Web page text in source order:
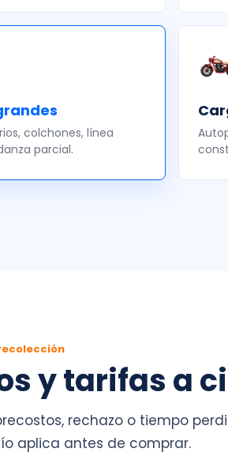
colchones, línea
parcial.
y tarifas a
rechazo o tiempo
aplica antes de comprar.